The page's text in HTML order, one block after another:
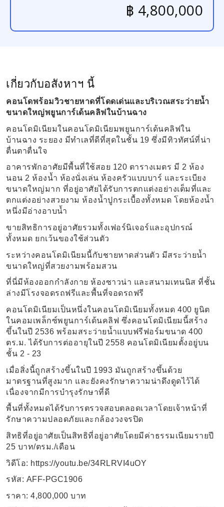
฿ 4,800,000
เกี่ยวกับอสังหาฯ นี้
คอนโดพร้อมวิวชายหาดที่โดดเด่นและบริเวณสระว่ายน้ำ
ขนาดใหญ่พยูนการ์เด้นคลิฟในบ้านฉาง
คอนโดมิเนียมในคอนโดมิเนียมพยูนการ์เด้นคลิฟใน
บ้านฉาง ระยอง มีทำเลที่ดีที่สุดในชั้น 19 ซึ่งมีทิวทัศน์ที่น่า
ตื่นตาตื่นใจ
อาคารพักอาศัยมีพื้นที่ใช้สอย 120 ตารางเมตร มี 2 ห้อง
นอน 2 ห้องน้ำ ห้องนั่งเล่น ห้องครัวแบบบาร์ และระเบียง
ขนาดใหญ่มาก ที่อยู่อาศัยได้รับการตกแต่งอย่างเต็มที่และ
ตกแต่งอย่างสวยงาม ห้องน้ำปูกระเบื้องทั้งหมด โดยห้องน้ำ
หนึ่งมีอ่างอาบน้ำ
ขายสิทธิการอยู่อาศัยรวมทั้งเฟอร์นิเจอร์และอุปกรณ์
ทั้งหมด ยกเว้นของใช้ส่วนตัว
ระหว่างคอนโดมิเนียมนี้กับชายหาดส่วนตัว มีสระว่ายน้ำ
ขนาดใหญ่ที่สวยงามพร้อมสวน
ที่นี่มีห้องออกกำลังกาย ห้องซาวน่า และสนามเทนนิส ที่ชั้น
ล่างมีโรงจอดรถฟรีและพื้นที่จอดรถฟรี
คอนโดมิเนียมเป็นหนึ่งในคอนโดมิเนียมทั้งหมด 400 ยูนิต
ในคอมเพล็กซ์พยูนการ์เด้นคลิฟ ซึ่งคอนโดมิเนียมนี้สร้าง
ขึ้นในปี 2536 พร้อมสระว่ายน้ำแบบฟรีฟอร์มขนาด 400
ตร.ม. ได้รับการต่ออายุในปี 2558 คอนโดมิเนียมตั้งอยู่บน
ชั้น 2 - 23
เมื่อสิ่งนี้ถูกสร้างขึ้นในปี 1993 มันถูกสร้างขึ้นด้วย
มาตรฐานที่สูงมาก และยังคงรักษาความน่าดึงดูดไว้ได้
เนื่องจากมีการบำรุงรักษาที่ดี
พื้นที่ทั้งหมดได้รับการตรวจสอบตลอดเวลาโดยเจ้าหน้าที่
รักษาความปลอดภัยและกล้องวงจรปิด
สิทธิที่อยู่อาศัยเป็นสิทธิที่อยู่อาศัยโดยมีค่าธรรมเนียมรายปี
25 บาท/ตรม./เดือน
วิดีโอ: https://youtu.be/34RLRVI4uOY
รหัส: AFF-PGC1906
ราคา: 4,800,000 บาท